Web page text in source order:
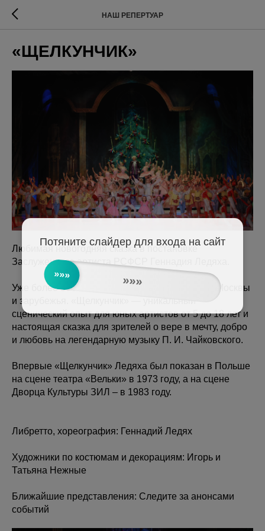
Потяните слайдер для входа на сайт
»»»
»»»
НАШ РЕПЕРТУАР
«ЩЕЛКУНЧИК»
Любимая новогодняя сказка в постановке
Заслуженного артиста РСФСР Геннадия Ледяха.
Уже более 50 лет спектакль не уходит со сцен Москвы
и зарубежья. «Щелкунчик» — уникальный
сценический опыт для юных артистов от 5 до 18 лет и
настоящая сказка для зрителей о вере в мечту, добро
и любовь на легендарную музыку П. И. Чайковского.
Впервые «Щелкунчик» Ледяха был показан в Польше
на сцене театра «Вельки» в 1973 году, а на сцене
Дворца Культуры ЗИЛ – в 1983 году.
Либретто, хореография: Геннадий Ледях
Художники по костюмам и декорациям: Игорь и
Татьяна Нежные
Ближайшие представления: Следите за анонсами
событий